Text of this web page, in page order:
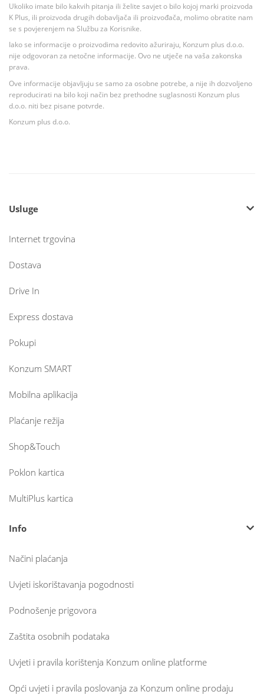
Ukoliko imate bilo kakvih pitanja ili želite savjet o bilo kojoj marki proizvoda
K Plus, ili proizvoda drugih dobavljača ili proizvođača, molimo obratite nam
se s povjerenjem na Službu za Korisnike.
Iako se informacije o proizvodima redovito ažuriraju, Konzum plus d.o.o.
nije odgovoran za netočne informacije. Ovo ne utječe na vaša zakonska
prava.
Ove informacije objavljuju se samo za osobne potrebe, a nije ih dozvoljeno
reproducirati na bilo koji način bez prethodne suglasnosti Konzum plus
d.o.o. niti bez pisane potvrde.
Konzum plus d.o.o.
Usluge
Internet trgovina
Dostava
Drive In
Express dostava
Pokupi
Konzum SMART
Mobilna aplikacija
Plaćanje režija
Shop&Touch
Poklon kartica
MultiPlus kartica
Info
Načini plaćanja
Uvjeti iskorištavanja pogodnosti
Podnošenje prigovora
Zaštita osobnih podataka
Uvjeti i pravila korištenja Konzum online platforme
Opći uvjeti i pravila poslovanja za Konzum online prodaju